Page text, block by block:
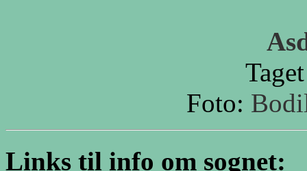
Foto:
Links til info om sognet: